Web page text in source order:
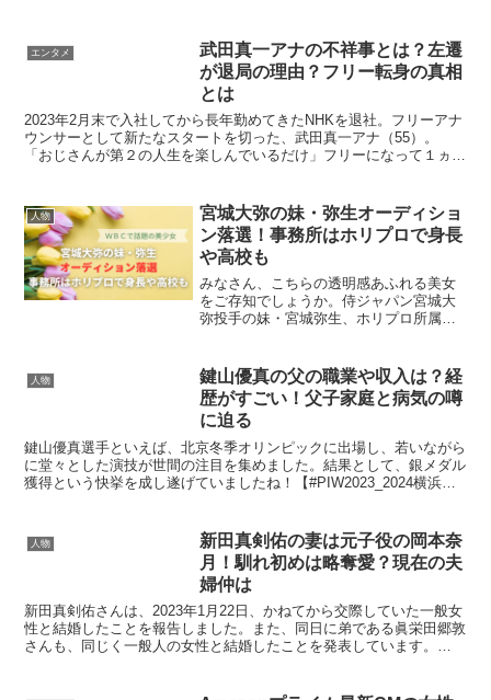
エンタメ
武田真一アナの不祥事とは？左遷
が退局の理由？フリー転身の真相
とは
2023年2月末で入社してから長年勤めてきたNHKを退社。フリーアナ
ウンサーとして新たなスタートを切った、武田真一アナ（55）。
「おじさんが第２の人生を楽しんでいるだけ」フリーになって１ヵ月
人物
宮城大弥の妹・弥生オーディショ
ン落選！事務所はホリプロで身長
や高校も
みなさん、こちらの透明感あふれる美女
をご存知でしょうか。侍ジャパン宮城大
弥投手の妹・宮城弥生、ホリプロ所属
女のお名前は宮城弥生さん。...
人物
鍵山優真の父の職業や収入は？経
歴がすごい！父子家庭と病気の噂
に迫る
鍵山優真選手といえば、北京冬季オリンピックに出場し、若いながら
に堂々とした演技が世間の注目を集めました。結果として、銀メダル
獲得という快挙を成し遂げていましたね！【#PIW2023_2024横浜公
人物
新田真剣佑の妻は元子役の岡本奈
月！馴れ初めは略奪愛？現在の夫
婦仲は
新田真剣佑さんは、2023年1月22日、かねてから交際していた一般女
性と結婚したことを報告しました。また、同日に弟である眞栄田郷敦
さんも、同じく一般人の女性と結婚したことを発表しています。